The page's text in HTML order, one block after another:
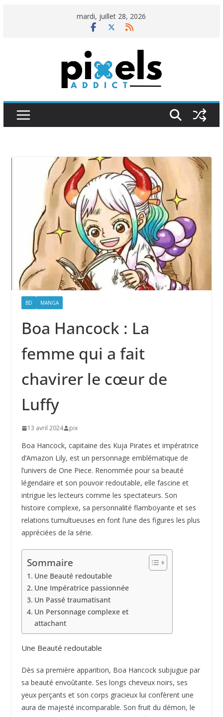
mardi, juillet 28, 2026
BD MANGA
Boa Hancock : La
femme qui a fait
chavirer le cœur de
Luffy
13 avril 2024 pix
Boa Hancock, capitaine des Kuja Pirates et impératrice
d’Amazon Lily, est un personnage emblématique de
l’univers de One Piece. Renommée pour sa beauté
légendaire et son pouvoir redoutable, elle fascine et
intrigue les lecteurs comme les spectateurs. Son
histoire complexe, sa personnalité flamboyante et ses
relations tumultueuses en font l’une des figures les plus
appréciées de la série.
Sommaire
Une Beauté redoutable
Une Impératrice passionnée
Un Passé traumatisant
Un Personnage complexe et
attachant
Une Beauté redoutable
Dès sa première apparition, Boa Hancock subjugue par
sa beauté envoûtante. Ses longs cheveux noirs, ses
yeux perçants et son corps gracieux lui confèrent une
aura de majesté incomparable. Son fruit du démon, le